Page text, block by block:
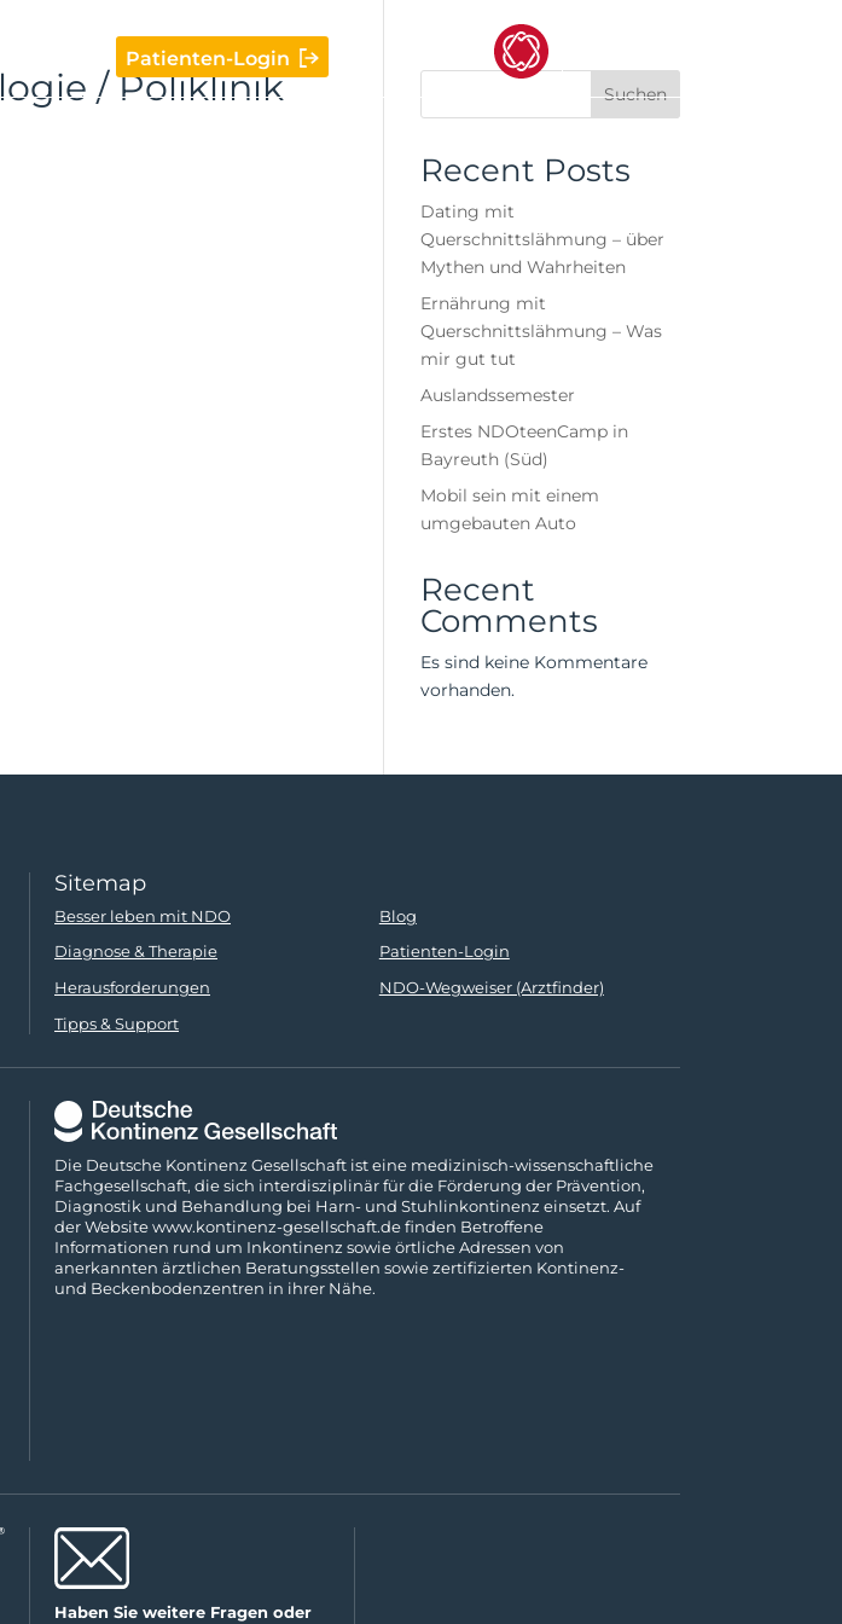
Patienten-Login
/ Poliklinik Suchen
Recent Posts
Dating mit
Querschnittslähmung – über
Mythen und Wahrheiten
Ernährung mit
Querschnittslähmung – Was
mir gut tut
Auslandssemester
Erstes NDOteenCamp in
Bayreuth (Süd)
Mobil sein mit einem
umgebauten Auto
Recent
Comments
Es sind keine Kommentare
vorhanden.
Sitemap
Besser leben mit NDO
Diagnose & Therapie
Herausforderungen
Tipps & Support
Blog
Patienten-Login
NDO-Wegweiser (Arztfinder)
Die Deutsche Kontinenz Gesellschaft ist eine medizinisch-wissenschaftliche
Fach­gesellschaft, die sich interdisziplinär für die Förderung der Prävention,
Diagnostik und Behandlung bei Harn- und Stuhl­inkontinenz einsetzt. Auf
der Website www.kontinenz-gesellschaft.de finden Betroffene
Informationen rund um Inkontinenz sowie örtliche Adressen von
anerkannten ärztlichen Beratungs­stellen sowie zertifizierten Kontinenz-
und Beckenboden­zentren in ihrer Nähe.
Haben Sie weitere Fragen oder